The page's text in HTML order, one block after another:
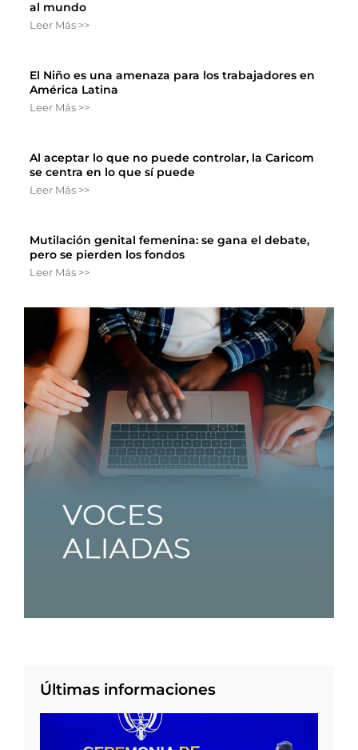
al mundo
Leer Más >>
El Niño es una amenaza para los trabajadores en
América Latina
Leer Más >>
Al aceptar lo que no puede controlar, la Caricom
se centra en lo que sí puede
Leer Más >>
Mutilación genital femenina: se gana el debate,
pero se pierden los fondos
Leer Más >>
Últimas informaciones